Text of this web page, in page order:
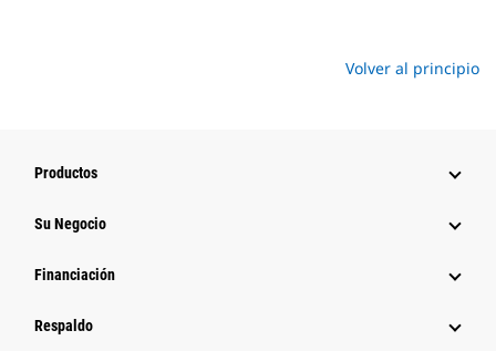
Volver al principio
Productos
Su Negocio
Financiación
Respaldo